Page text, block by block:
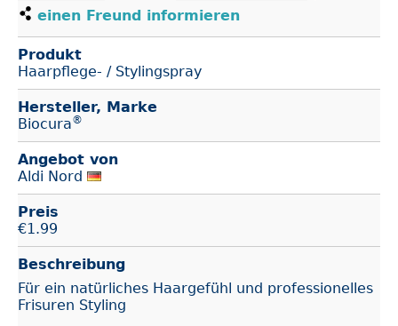
einen Freund informieren
Produkt
Haarpflege- / Stylingspray
Hersteller, Marke
Biocura®
Angebot von
Aldi Nord
Preis
€1.99
Beschreibung
Für ein natürliches Haargefühl und professionelles
Frisuren Styling